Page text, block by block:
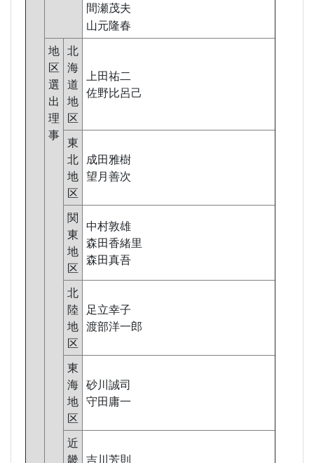
間瀬茂夫
山元隆春
地
区
選
出
理
事
北
海
道
地
区
上田祐二
佐野比呂己
東
北
地
区
成田雅樹
望月善次
関
東
地
区
中村敦雄
森田香緒里
森田真吾
北
陸
地
区
足立幸子
渡部洋一郎
東
海
地
区
砂川誠司
守田庸一
近
畿 吉川芳則